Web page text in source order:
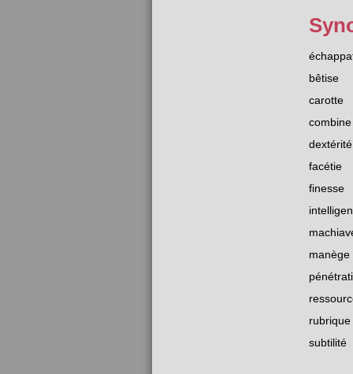
bêtise
carotte
combine
dextérité
facétie
finesse
manège
rubrique
subtilité